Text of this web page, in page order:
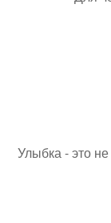
Улыбка - это